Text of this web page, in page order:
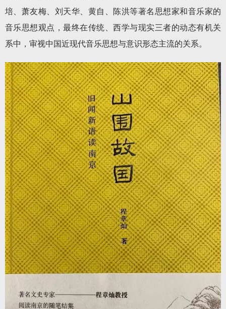
培、萧友梅、刘天华、黄自、陈洪等著名思想家和音乐家的
音乐思想观点，最终在传统、西学与现实三者的动态有机关
系中，审视中国近现代音乐思想与意识形态主流的关系。